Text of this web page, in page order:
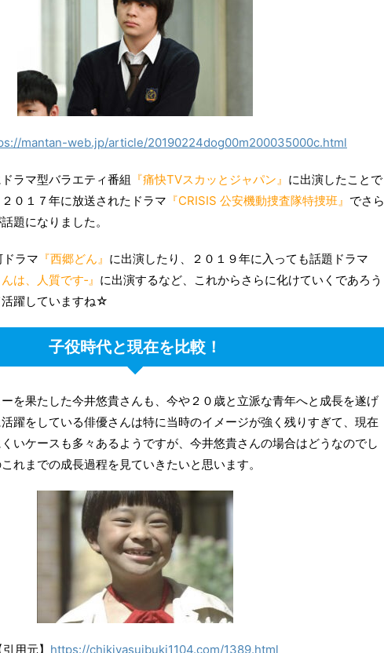
mantan-web.jp/article/20190224dog00m200035000c.html
ラマ型バラエティ番組 『痛快TVスカッとジャパン』 に出演したことで
０１７年に放送されたドラマ 『CRISIS 公安機動捜査隊特捜班』 でさら
題になりました。
ラマ 『西郷どん』 に出演したり、２０１９年に入っても話題ドラマ
は、人質です‐』 に出演するなど、これからさらに化けていくであろう
躍していますね☆
子役時代と現在を比較！
を果たした今井悠貴さんも、今や２０歳と立派な青年へと成長を遂げ
躍をしている俳優さんは特に当時のイメージが強く残りすぎて、現在
いケースも多々あるようですが、今井悠貴さんの場合はどうなのでし
れまでの成長過程を見ていきたいと思います。
引用元】 https://chikiyasuibuki1104.com/1389.html